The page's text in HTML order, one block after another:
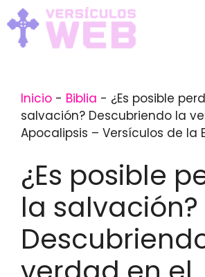
Skip
to
content
Inicio - Biblia - ¿Es posible
salvación? Descubriendo la
Apocalipsis – Versículos de la
¿Es posible
la salvación?